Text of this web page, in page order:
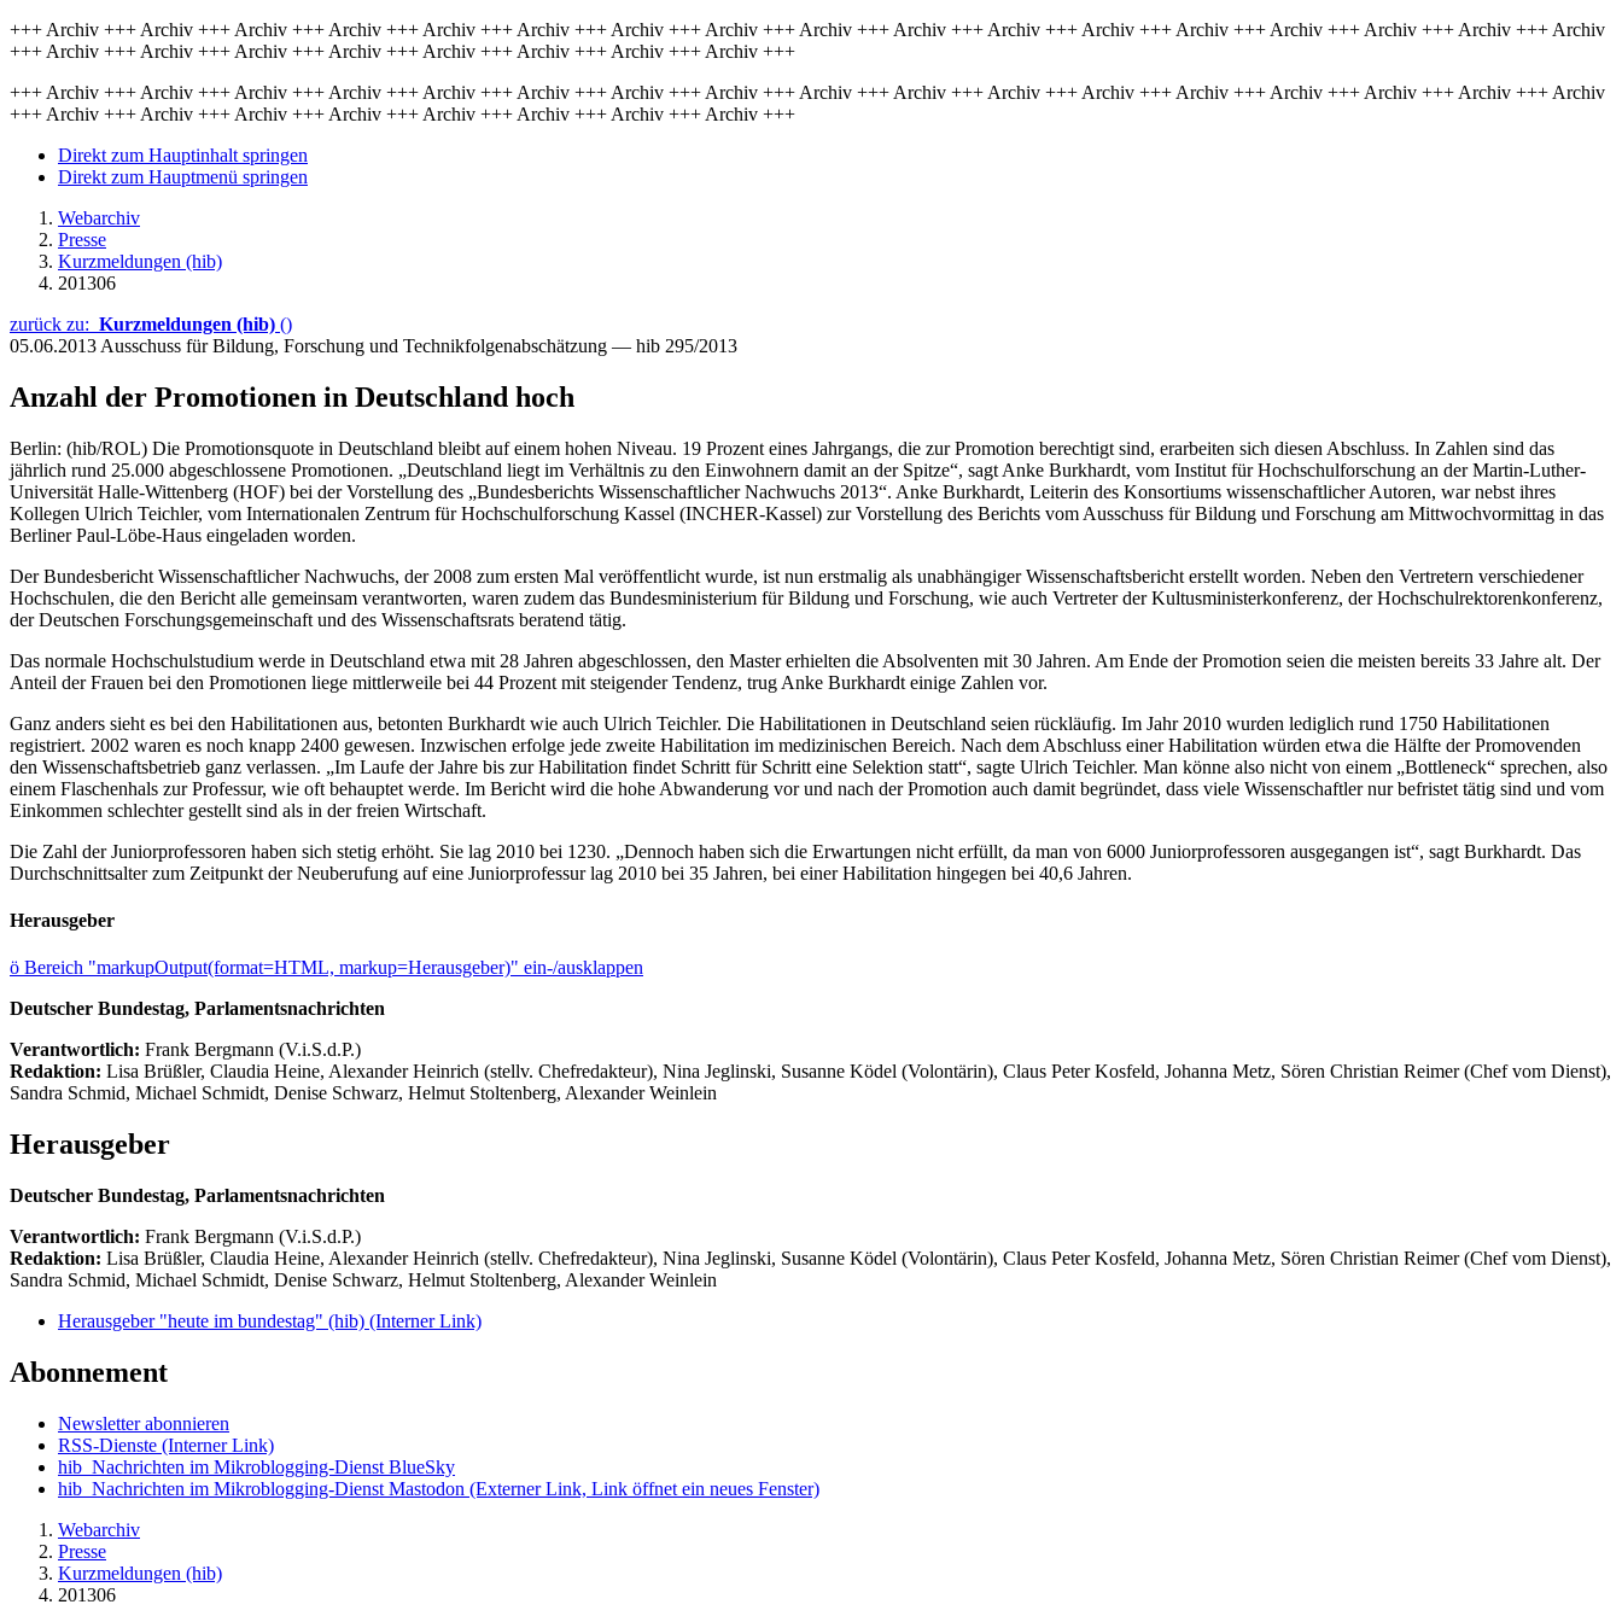
+++ Archiv +++ Archiv +++ Archiv +++ Archiv +++ Archiv +++ Archiv +++ Archiv +++ Archiv +++ Archiv +++ Archiv +++ Archiv +++ Archiv +++ Archiv +++ Archiv +++ Archiv +++ Archiv +++ Archiv
+++ Archiv +++ Archiv +++ Archiv +++ Archiv +++ Archiv +++ Archiv +++ Archiv +++ Archiv +++
+++ Archiv +++ Archiv +++ Archiv +++ Archiv +++ Archiv +++ Archiv +++ Archiv +++ Archiv +++ Archiv +++ Archiv +++ Archiv +++ Archiv +++ Archiv +++ Archiv +++ Archiv +++ Archiv +++ Archiv
+++ Archiv +++ Archiv +++ Archiv +++ Archiv +++ Archiv +++ Archiv +++ Archiv +++ Archiv +++
Direkt zum Hauptinhalt springen
Direkt zum Hauptmenü springen
Webarchiv
Presse
Kurzmeldungen (hib)
201306
zurück zu: Kurzmeldungen (hib) ()
05.06.2013 Ausschuss für Bildung, Forschung und Technikfolgenabschätzung — hib 295/2013
Anzahl der Promotionen in Deutschland hoch
Berlin: (hib/ROL) Die Promotionsquote in Deutschland bleibt auf einem hohen Niveau. 19 Prozent eines Jahrgangs, die zur Promotion berechtigt sind, erarbeiten sich diesen Abschluss. In Zahlen sind das
jährlich rund 25.000 abgeschlossene Promotionen. „Deutschland liegt im Verhältnis zu den Einwohnern damit an der Spitze“, sagt Anke Burkhardt, vom Institut für Hochschulforschung an der Martin-Luther-
Universität Halle-Wittenberg (HOF) bei der Vorstellung des „Bundesberichts Wissenschaftlicher Nachwuchs 2013“. Anke Burkhardt, Leiterin des Konsortiums wissenschaftlicher Autoren, war nebst ihres
Kollegen Ulrich Teichler, vom Internationalen Zentrum für Hochschulforschung Kassel (INCHER-Kassel) zur Vorstellung des Berichts vom Ausschuss für Bildung und Forschung am Mittwochvormittag in das
Berliner Paul-Löbe-Haus eingeladen worden.
Der Bundesbericht Wissenschaftlicher Nachwuchs, der 2008 zum ersten Mal veröffentlicht wurde, ist nun erstmalig als unabhängiger Wissenschaftsbericht erstellt worden. Neben den Vertretern verschiedener
Hochschulen, die den Bericht alle gemeinsam verantworten, waren zudem das Bundesministerium für Bildung und Forschung, wie auch Vertreter der Kultusministerkonferenz, der Hochschulrektorenkonferenz,
der Deutschen Forschungsgemeinschaft und des Wissenschaftsrats beratend tätig.
Das normale Hochschulstudium werde in Deutschland etwa mit 28 Jahren abgeschlossen, den Master erhielten die Absolventen mit 30 Jahren. Am Ende der Promotion seien die meisten bereits 33 Jahre alt. Der
Anteil der Frauen bei den Promotionen liege mittlerweile bei 44 Prozent mit steigender Tendenz, trug Anke Burkhardt einige Zahlen vor.
Ganz anders sieht es bei den Habilitationen aus, betonten Burkhardt wie auch Ulrich Teichler. Die Habilitationen in Deutschland seien rückläufig. Im Jahr 2010 wurden lediglich rund 1750 Habilitationen
registriert. 2002 waren es noch knapp 2400 gewesen. Inzwischen erfolge jede zweite Habilitation im medizinischen Bereich. Nach dem Abschluss einer Habilitation würden etwa die Hälfte der Promovenden
den Wissenschaftsbetrieb ganz verlassen. „Im Laufe der Jahre bis zur Habilitation findet Schritt für Schritt eine Selektion statt“, sagte Ulrich Teichler. Man könne also nicht von einem „Bottleneck“ sprechen, also
einem Flaschenhals zur Professur, wie oft behauptet werde. Im Bericht wird die hohe Abwanderung vor und nach der Promotion auch damit begründet, dass viele Wissenschaftler nur befristet tätig sind und vom
Einkommen schlechter gestellt sind als in der freien Wirtschaft.
Die Zahl der Juniorprofessoren haben sich stetig erhöht. Sie lag 2010 bei 1230. „Dennoch haben sich die Erwartungen nicht erfüllt, da man von 6000 Juniorprofessoren ausgegangen ist“, sagt Burkhardt. Das
Durchschnittsalter zum Zeitpunkt der Neuberufung auf eine Juniorprofessur lag 2010 bei 35 Jahren, bei einer Habilitation hingegen bei 40,6 Jahren.
Herausgeber
ö Bereich "markupOutput(format=HTML, markup=Herausgeber)" ein-/ausklappen
Deutscher Bundestag, Parlamentsnachrichten
Verantwortlich: Frank Bergmann (V.i.S.d.P.)
Redaktion: Lisa Brüßler, Claudia Heine, Alexander Heinrich (stellv. Chefredakteur), Nina Jeglinski, Susanne Ködel (Volontärin), Claus Peter Kosfeld, Johanna Metz, Sören Christian Reimer (Chef vom Dienst),
Sandra Schmid, Michael Schmidt, Denise Schwarz, Helmut Stoltenberg, Alexander Weinlein
Herausgeber
Deutscher Bundestag, Parlamentsnachrichten
Verantwortlich: Frank Bergmann (V.i.S.d.P.)
Redaktion: Lisa Brüßler, Claudia Heine, Alexander Heinrich (stellv. Chefredakteur), Nina Jeglinski, Susanne Ködel (Volontärin), Claus Peter Kosfeld, Johanna Metz, Sören Christian Reimer (Chef vom Dienst),
Sandra Schmid, Michael Schmidt, Denise Schwarz, Helmut Stoltenberg, Alexander Weinlein
Herausgeber "heute im bundestag" (hib) (Interner Link)
Abonnement
Newsletter abonnieren
RSS-Dienste (Interner Link)
hib_Nachrichten im Mikroblogging-Dienst BlueSky
hib_Nachrichten im Mikroblogging-Dienst Mastodon (Externer Link, Link öffnet ein neues Fenster)
Webarchiv
Presse
Kurzmeldungen (hib)
201306